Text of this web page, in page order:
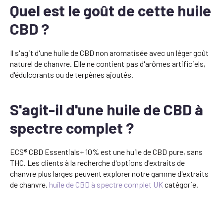
Quel est le goût de cette huile
CBD ?
Il s'agit d'une huile de CBD non aromatisée avec un léger goût
naturel de chanvre. Elle ne contient pas d'arômes artificiels,
d'édulcorants ou de terpènes ajoutés.
S'agit-il d'une huile de CBD à
spectre complet ?
ECS® CBD Essentials+ 10% est une huile de CBD pure, sans
THC. Les clients à la recherche d'options d'extraits de
chanvre plus larges peuvent explorer notre gamme d'extraits
de chanvre. huile de CBD à spectre complet UK catégorie.